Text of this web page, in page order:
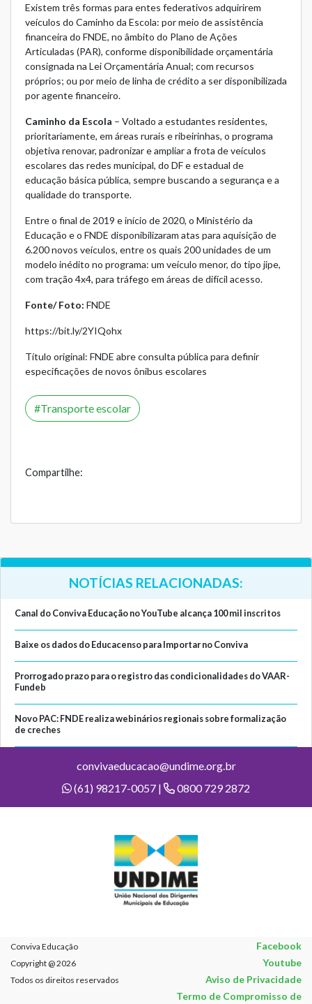
Existem três formas para entes federativos adquirirem
veículos do Caminho da Escola: por meio de assistência
financeira do FNDE, no âmbito do Plano de Ações
Articuladas (PAR), conforme disponibilidade orçamentária
consignada na Lei Orçamentária Anual; com recursos
próprios; ou por meio de linha de crédito a ser disponibilizada
por agente financeiro.
Caminho da Escola – Voltado a estudantes residentes,
prioritariamente, em áreas rurais e ribeirinhas, o programa
objetiva renovar, padronizar e ampliar a frota de veículos
escolares das redes municipal, do DF e estadual de
educação básica pública, sempre buscando a segurança e a
qualidade do transporte.
Entre o final de 2019 e início de 2020, o Ministério da
Educação e o FNDE disponibilizaram atas para aquisição de
6.200 novos veículos, entre os quais 200 unidades de um
modelo inédito no programa: um veículo menor, do tipo jipe,
com tração 4x4, para tráfego em áreas de difícil acesso.
Fonte/ Foto: FNDE
https://bit.ly/2YIQohx
Título original: FNDE abre consulta pública para definir
especificações de novos ônibus escolares
Transporte escolar
Compartilhe:
NOTÍCIAS RELACIONADAS:
Canal do Conviva Educação no YouTube alcança 100 mil inscritos
Baixe os dados do Educacenso para Importar no Conviva
Prorrogado prazo para o registro das condicionalidades do VAAR-
Fundeb
Novo PAC: FNDE realiza webinários regionais sobre formalização
de creches
convivaeducacao@undime.org.br
(61) 98217-0057 |
0800 729 2872
Conviva Educação Facebook
Copyright @ 2026 Youtube
Todos os direitos reservados
Aviso de Privacidade
Termo de Compromisso de